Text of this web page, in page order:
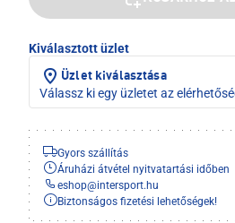
Kiválasztott üzlet
Üzlet kiválasztása
Válassz ki egy üzletet az
Gyors szállítás
Áruházi átvétel nyitvatartási időben
eshop@intersport.hu
Biztonságos fizetési lehetőségek!